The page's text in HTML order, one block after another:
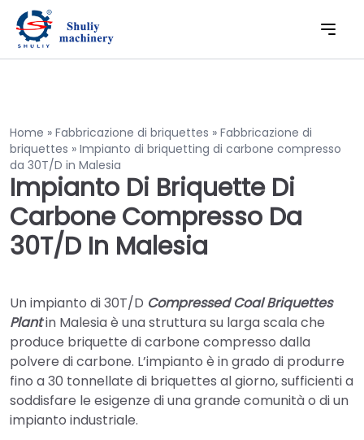
Home » Fabbricazione di briquettes » Fabbricazione di
briquettes » Impianto di briquetting di carbone compresso
da 30T/D in Malesia
Impianto Di Briquette Di
Carbone Compresso Da
30T/D In Malesia
Un impianto di 30T/D Compressed Coal Briquettes
Plantin Malesia è una struttura su larga scala che
produce briquette di carbone compresso dalla
polvere di carbone. L’impianto è in grado di produrre
fino a 30 tonnellate di briquettes al giorno, sufficienti a
soddisfare le esigenze di una grande comunità o di un
impianto industriale.